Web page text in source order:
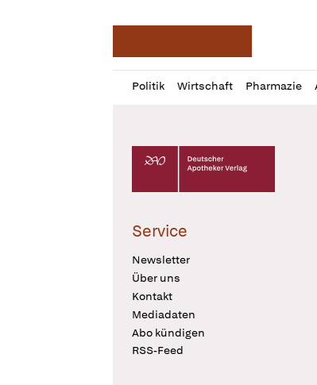
Politik Wirtschaft Pharmazie
Profil
öffnen
Daz
Pur
Deutscher Apotheker Verlag
Service
Newsletter
Über uns
Kontakt
Mediadaten
Abo kündigen
RSS-Feed